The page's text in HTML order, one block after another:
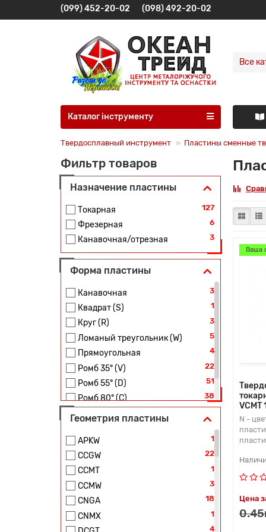
(099) 452-20-02 (098) 492-20-02
Все
Каталог інструменту
Твердосплавный инструмент Пластины сменные
Фильтр товаров
Назначение пластины
Токарная 127
Фрезерная 6
Канавочная/отрезная 3
Форма пластины
Канавочная 3
Квадрат (S) 1
Круг (R) 3
Ломаный треугольник (W) 5
Прямоугольная 4
Ромб 35° (V) 22
Ромб 55° (D) 51
Ромб 80° (C) 38
Геометрия пластины
APKW 1
CCGW 22
CCMT 1
CCMW 3
CNGA 18
CNMX 1
4
Ваша
VCMT
N -
Цена